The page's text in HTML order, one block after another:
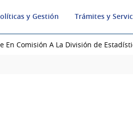
y Gestión Trámites y
En Comisión A La División de